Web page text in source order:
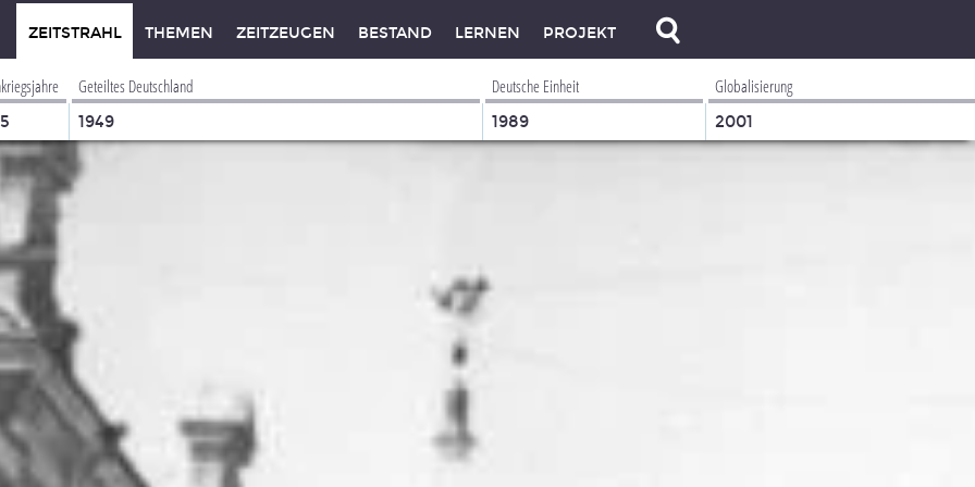
ZEITSTRAHL THEMEN ZEITZEUGEN BESTAND LERNEN PROJEKT
Geteiltes Deutschland
1949
Deutsche Einheit
1989
Globalisierung
2001